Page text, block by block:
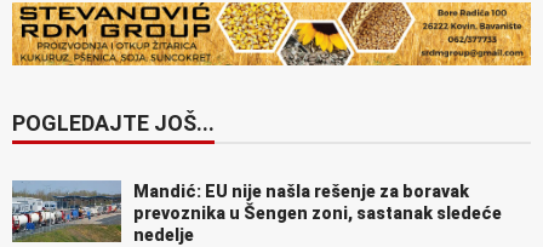
POGLEDAJTE JOŠ...
Mandić: EU nije našla rešenje za boravak
prevoznika u Šengen zoni, sastanak sledeće
nedelje